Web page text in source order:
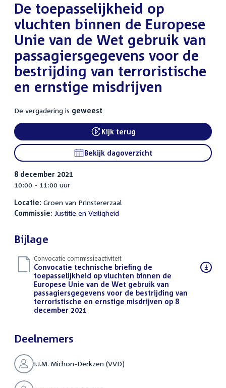
:De toepasselijkheid op
vluchten binnen de Europese
Unie van de Wet gebruik van
passagiersgegevens voor de
bestrijding van terroristische
en ernstige misdrijven
De vergadering is geweest
External link:
Kijk terug
Bekijk dagoverzicht
8 december 2021
10:00 - 11:00 uur
Locatie: Groen van Prinstererzaal
Commissie: Justitie en Veiligheid
Bijlage
Convocatie commissieactiviteit
Download
bestand:
Convocatie technische briefing de
toepasselijkheid op vluchten binnen de
Europese Unie van de Wet gebruik van
passagiersgegevens voor de bestrijding van
terroristische en ernstige misdrijven op 8
december 2021
Deelnemers
I.J.M. Michon-Derkzen (VVD)